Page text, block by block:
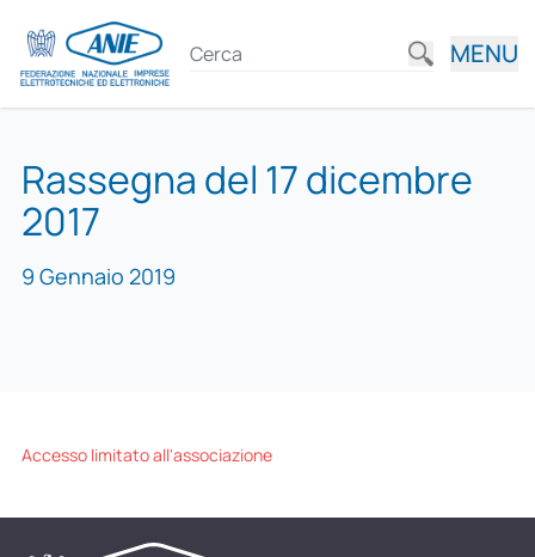
MENU
Rassegna del 17 dicembre
2017
9 Gennaio 2019
Accesso limitato all'associazione